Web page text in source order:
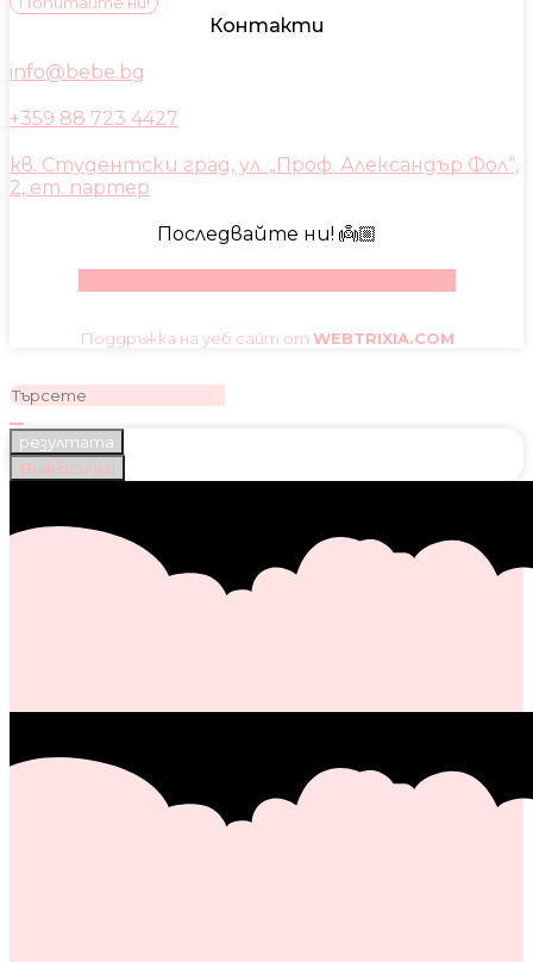
Контакти
info@bebe.bg
+359 88 723 4427
кв. Студентски град, ул. „Проф. Александър Фол“,
2, ет. партер
Последвайте ни! 👼🏼
Поддръжка на уеб сайт от WEBTRIXIA.COM
резултата
Виж всички